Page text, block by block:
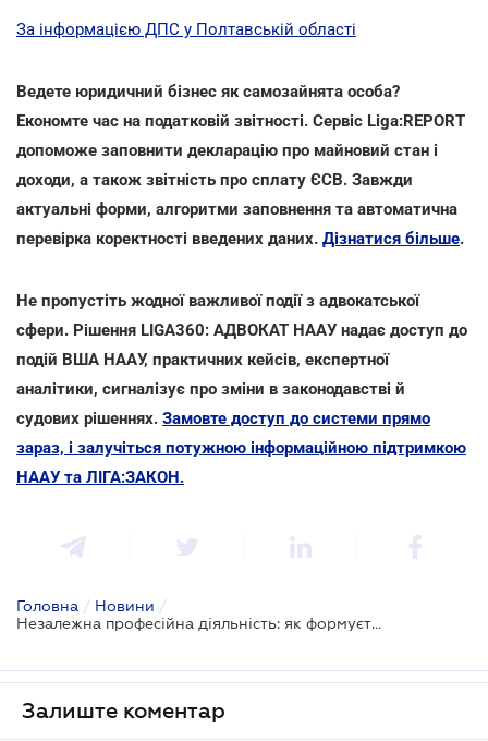
За інформацією ДПС у Полтавській області
Ведете юридичний бізнес як самозайнята особа?
Економте час на податковій звітності. Сервіс Liga:REPORT
допоможе заповнити декларацію про майновий стан і
доходи, а також звітність про сплату ЄСВ. Завжди
актуальні форми, алгоритми заповнення та автоматична
перевірка коректності введених даних. Дізнатися більше.
Не пропустіть жодної важливої події з адвокатської
сфери. Рішення LIGA360: АДВОКАТ НААУ надає доступ до
подій ВША НААУ, практичних кейсів, експертної
аналітики, сигналізує про зміни в законодавстві й
судових рішеннях. Замовте доступ до системи прямо
зараз, і залучіться потужною інформаційною підтримкою
НААУ та ЛІГА:ЗАКОН.
Головна / Новини /
Незалежна професійна діяльність: як формується загальний оподатковуваний дохід
Залиште коментар